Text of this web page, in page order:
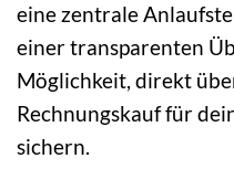
eine zentrale
einer transparenten
Möglichkeit, direkt
Rechnungskauf für
sichern.